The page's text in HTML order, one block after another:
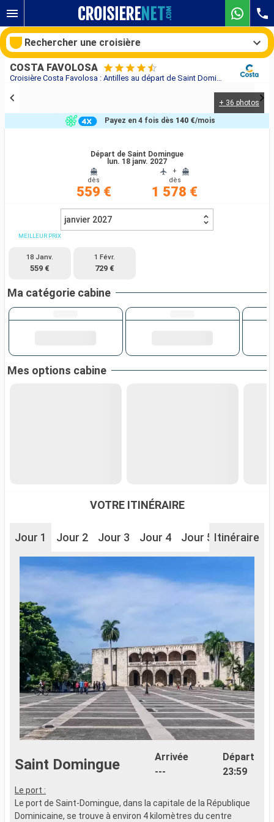
Croisière Costa Favolosa : Antilles au départ de Saint Domingue
COSTA FAVOLOSA
+ 36 photos
Départ de Saint Domingue
lun. 18 janv. 2027
dès
559 €
+
dès
1 578 €
Payez en 4 fois dès 140 €/mois
janvier 2027
MEILLEUR PRIX
18 Janv.
559 €
1 Févr.
729 €
Ma catégorie cabine
Mes options cabine
VOTRE ITINÉRAIRE
Jour 1 Jour 2 Jour 3 Jour 4 Jour 5 Jour 6
Itinéraire
Saint Domingue
Arrivée
---
Départ
23:59
Le port :
Le port de Saint-Domingue, dans la capitale de la République
Dominicaine, se trouve à environ 4 kilomètres du centre
Rechercher une croisière
Compagnies
Rechercher